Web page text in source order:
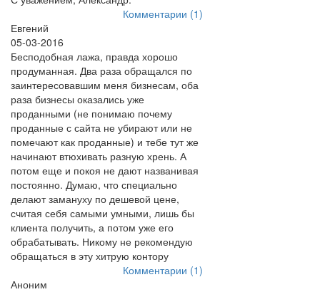
Комментарии (1)
Евгений
05-03-2016
Бесподобная лажа, правда хорошо
продуманная. Два раза обращался по
заинтересовавшим меня бизнесам, оба
раза бизнесы оказались уже
проданными (не понимаю почему
проданные с сайта не убирают или не
помечают как проданные) и тебе тут же
начинают втюхивать разную хрень. А
потом еще и покоя не дают названивая
постоянно. Думаю, что специально
делают замануху по дешевой цене,
считая себя самыми умными, лишь бы
клиента получить, а потом уже его
обрабатывать. Никому не рекомендую
обращаться в эту хитрую контору
Комментарии (1)
Аноним